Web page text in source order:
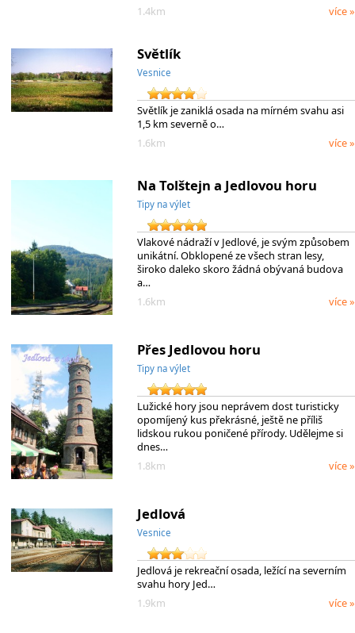
1.4km
více »
Světlík
Vesnice
Světlík je zaniklá osada na mírném svahu asi
1,5 km severně o…
1.6km
více »
Na Tolštejn a Jedlovou horu
Tipy na výlet
Vlakové nádraží v Jedlové, je svým způsobem
unikátní. Obklopené ze všech stran lesy,
široko daleko skoro žádná obývaná budova
a…
1.6km
více »
Přes Jedlovou horu
Tipy na výlet
Lužické hory jsou neprávem dost turisticky
opomíjený kus překrásné, ještě ne příliš
lidskou rukou poničené přírody. Udělejme si
dnes…
1.8km
více »
Jedlová
Vesnice
Jedlová je rekreační osada, ležící na severním
svahu hory Jed…
1.9km
více »